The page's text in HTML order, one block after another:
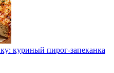
куриный пирог-запеканка